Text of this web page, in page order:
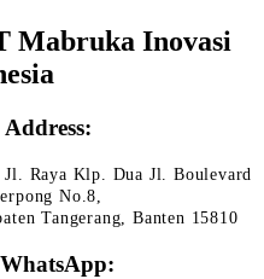
Mabruka Inovasi
Jl. Raya Klp. Dua Jl. Boulevard
No.8,
Tangerang, Banten 15810